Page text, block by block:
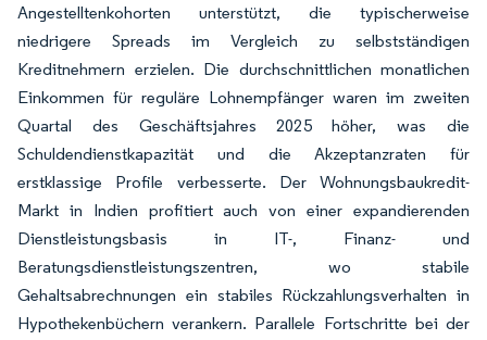
Angestelltenkohorten unterstützt, die typischerweise
niedrigere Spreads im Vergleich zu selbstständigen
Kreditnehmern erzielen. Die durchschnittlichen monatlichen
Einkommen für reguläre Lohnempfänger waren im zweiten
Quartal des Geschäftsjahres 2025 höher, was die
Schuldendienstkapazität und die Akzeptanzraten für
erstklassige Profile verbesserte. Der Wohnungsbaukredit-
Markt in Indien profitiert auch von einer expandierenden
Dienstleistungsbasis in IT-, Finanz- und
Beratungsdienstleistungszentren, wo stabile
Gehaltsabrechnungen ein stabiles Rückzahlungsverhalten in
Hypothekenbüchern verankern. Parallele Fortschritte bei der